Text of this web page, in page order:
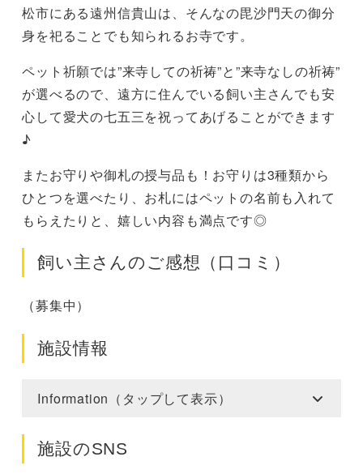
松市にある遠州信貴山は、そんなの毘沙門天の御分
身を祀ることでも知られるお寺です。
ペット祈願では”来寺しての祈祷”と”来寺なしの祈祷”
が選べるので、遠方に住んでいる飼い主さんでも安
心して愛犬の七五三を祝ってあげることができます
♪
またお守りや御札の授与品も！お守りは3種類から
ひとつを選べたり、お札にはペットの名前も入れて
もらえたりと、嬉しい内容も満点です◎
飼い主さんのご感想（口コミ）
（募集中）
施設情報
Information（タップして表示）
施設のSNS